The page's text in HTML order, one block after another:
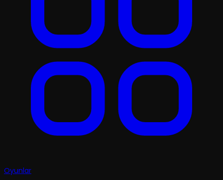
Oyunlar